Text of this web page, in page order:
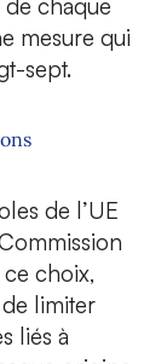
chaque
mesure qui
sept.
de l’UE
choix,
limiter
liés à